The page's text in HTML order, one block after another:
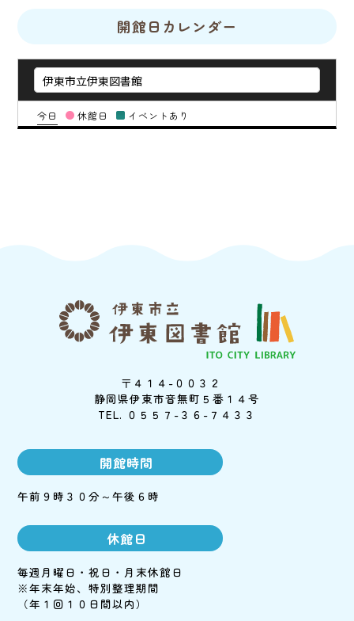
開館日カレンダー
今日 休館日 イベントあり
〒４１４-００３２
静岡県伊東市音無町５番１４号
TEL. ０５５７-３６-７４３３
開館時間
午前９時３０分～午後６時
休館日
毎週月曜日・祝日・月末休館日
※年末年始、特別整理期間
（年１回１０日間以内）